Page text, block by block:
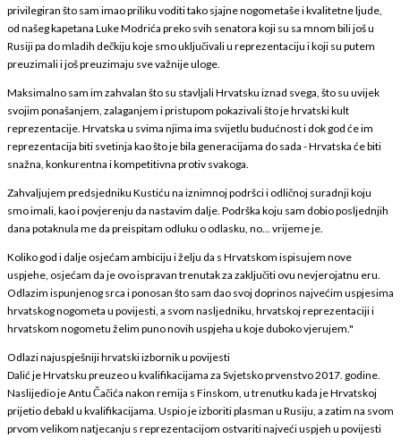
privilegiran što sam imao priliku voditi tako sjajne nogometaše i kvalitetne ljude,
od našeg kapetana Luke Modrića preko svih senatora koji su sa mnom bili još u
Rusiji pa do mladih dečkiju koje smo uključivali u reprezentaciju i koji su putem
preuzimali i još preuzimaju sve važnije uloge.
Maksimalno sam im zahvalan što su stavljali Hrvatsku iznad svega, što su uvijek
svojim ponašanjem, zalaganjem i pristupom pokazivali što je hrvatski kult
reprezentacije. Hrvatska u svima njima ima svijetlu budućnost i dok god će im
reprezentacija biti svetinja kao što je bila generacijama do sada - Hrvatska će biti
snažna, konkurentna i kompetitivna protiv svakoga.
Zahvaljujem predsjedniku Kustiću na iznimnoj podršci i odličnoj suradnji koju
smo imali, kao i povjerenju da nastavim dalje. Podrška koju sam dobio posljednjih
dana potaknula me da preispitam odluku o odlasku, no... vrijeme je.
Koliko god i dalje osjećam ambiciju i želju da s Hrvatskom ispisujem nove
uspjehe, osjećam da je ovo ispravan trenutak za zaključiti ovu nevjerojatnu eru.
Odlazim ispunjenog srca i ponosan što sam dao svoj doprinos najvećim uspjesima
hrvatskog nogometa u povijesti, a svom nasljedniku, hrvatskoj reprezentaciji i
hrvatskom nogometu želim puno novih uspjeha u koje duboko vjerujem."
Odlazi najuspješniji hrvatski izbornik u povijesti
Dalić je Hrvatsku preuzeo u kvalifikacijama za Svjetsko prvenstvo 2017. godine.
Naslijedio je Antu Čačića nakon remija s Finskom, u trenutku kada je Hrvatskoj
prijetio debakl u kvalifikacijama. Uspio je izboriti plasman u Rusiju, a zatim na svom
prvom velikom natjecanju s reprezentacijom ostvariti najveći uspjeh u povijesti